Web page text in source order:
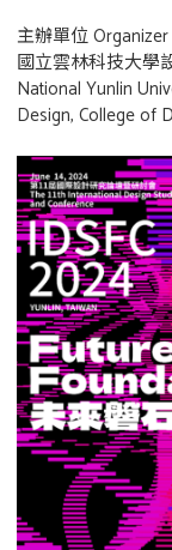
主辦單位 Organizer
國立雲林科技大學
National Yunlin
Design, College of